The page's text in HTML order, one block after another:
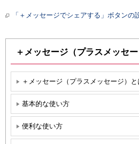
「＋メッセージでシェアする」ボタンの
＋メッセージ（プラスメッセ
＋メッセージ（プラスメッセージ）と
基本的な使い方
便利な使い方